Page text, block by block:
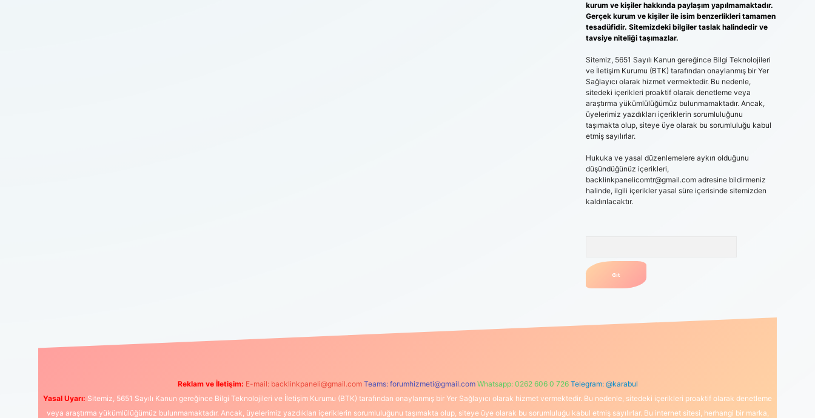
kurum ve kişiler hakkında paylaşım yapılmamaktadır.
Gerçek kurum ve kişiler ile isim benzerlikleri tamamen
tesadüfidir. Sitemizdeki bilgiler taslak halindedir ve
tavsiye niteliği taşımazlar.
Sitemiz, 5651 Sayılı Kanun gereğince Bilgi Teknolojileri
ve İletişim Kurumu (BTK) tarafından onaylanmış bir Yer
Sağlayıcı olarak hizmet vermektedir. Bu nedenle,
sitedeki içerikleri proaktif olarak denetleme veya
araştırma yükümlülüğümüz bulunmamaktadır. Ancak,
üyelerimiz yazdıkları içeriklerin sorumluluğunu
taşımakta olup, siteye üye olarak bu sorumluluğu kabul
etmiş sayılırlar.
Hukuka ve yasal düzenlemelere aykırı olduğunu
düşündüğünüz içerikleri,
backlinkpanelicomtr@gmail.comadresine bildirmeniz
halinde, ilgili içerikler yasal süre içerisinde sitemizden
kaldırılacaktır.
Reklam ve İletişim: E-mail: backlinkpaneli@gmail.com Teams: forumhizmeti@gmail.com Whatsapp: 0262 606 0 726 Telegram: @karabul
Yasal Uyarı: Sitemiz, 5651 Sayılı Kanun gereğince Bilgi Teknolojileri ve İletişim Kurumu (BTK) tarafından onaylanmış bir Yer Sağlayıcı olarak hizmet vermektedir. Bu nedenle, sitedeki içerikleri proaktif olarak denetleme
veya araştırma yükümlülüğümüz bulunmamaktadır. Ancak, üyelerimiz yazdıkları içeriklerin sorumluluğunu taşımakta olup, siteye üye olarak bu sorumluluğu kabul etmiş sayılırlar. Bu internet sitesi, herhangi bir marka,